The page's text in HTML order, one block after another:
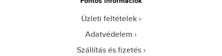
Üzleti feltételek
Adatvédelem
Szállítás és fizetés